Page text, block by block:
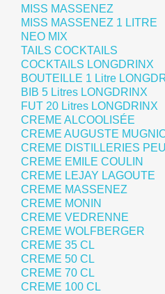
MISS MASSENEZ
MISS MASSENEZ 1 LITRE
NEO MIX
TAILS COCKTAILS
COCKTAILS LONGDRINX
BOUTEILLE 1 Litre
BIB 5 Litres LONGDRINX
FUT 20 Litres LONGDRINX
CREME ALCOOLISÉE
CREME AUGUSTE
CREME DISTILLERIES
CREME EMILE COULIN
CREME LEJAY LAGOUTE
CREME MASSENEZ
CREME MONIN
CREME VEDRENNE
CREME WOLFBERGER
CREME 35 CL
CREME 50 CL
CREME 70 CL
CREME 100 CL